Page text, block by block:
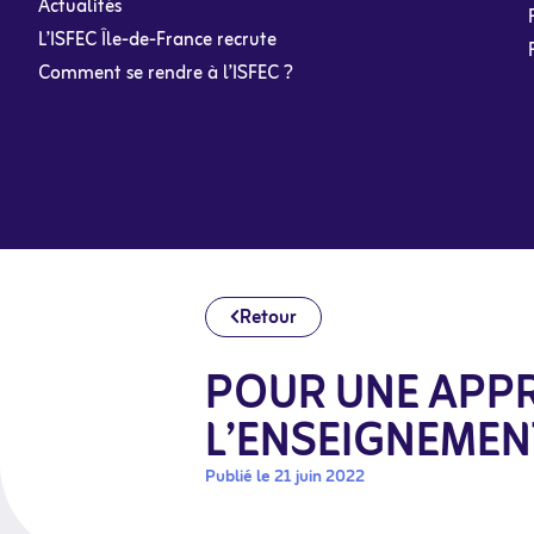
Actualités
L’ISFEC Île-de-France recrute
Comment se rendre à l’ISFEC ?
Retour
POUR UNE
Publié le 21 juin 2022